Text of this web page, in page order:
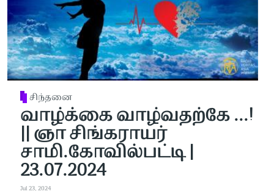
சிந்தனை
வாழ்க்கை வாழ்வதற்கே ...!
|| ஞா சிங்கராயர்
சாமி.கோவில்பட்டி |
23.07.2024
Jul 23, 2024